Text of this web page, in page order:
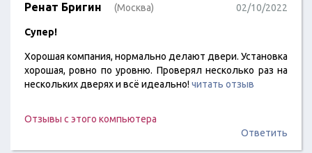
Ренат Бригин (Москва) 02/10/2022
Супер!
Хорошая компания, нормально делают двери. Установка
хорошая, ровно по уровню. Проверял несколько раз на
нескольких дверях и всё идеально!читать отзыв
Отзывы с этого компьютера
Ответить